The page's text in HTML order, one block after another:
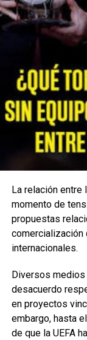
pero con menos
Diego Armando
ubicado en el
Clasifican a la
quedan cinco
Conecta con
Sociales:
Facebook:
Youtube:
Encuentra más
FANTASMA
Real Madrid y
semifinales de
La relación entre
momento de
propuestas
comercialización
internacionales.
Diversos
desacuerdo
en proyectos
embargo, hasta
de que la UEFA